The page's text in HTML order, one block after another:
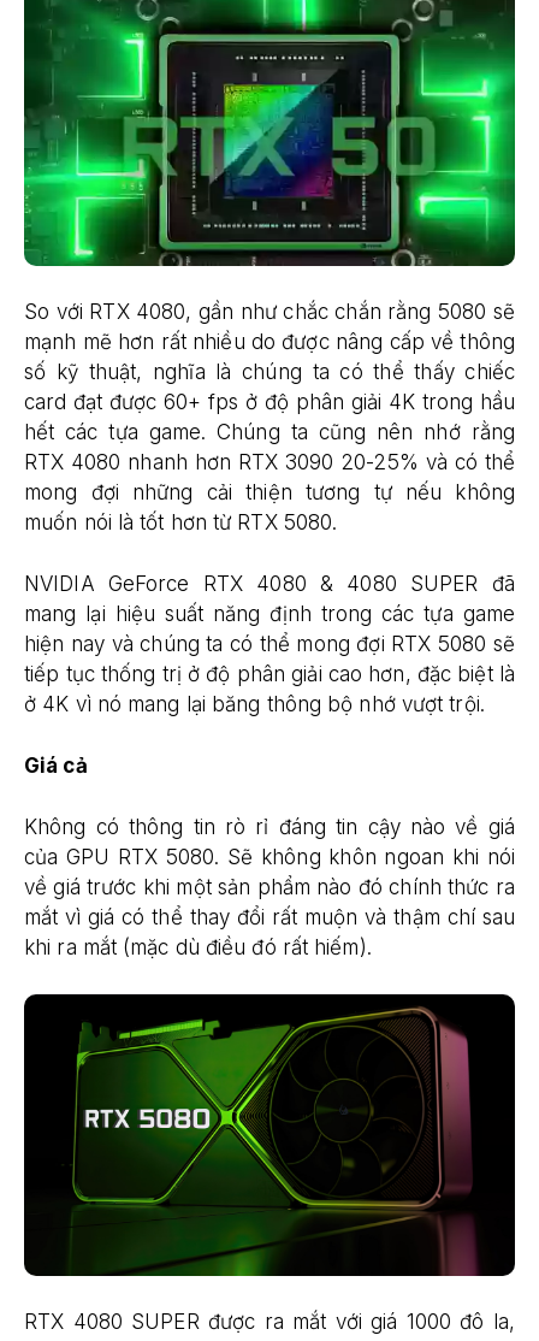
So với RTX 4080, gần như chắc chắn rằng 5080 sẽ
mạnh mẽ hơn rất nhiều do được nâng cấp về thông
số kỹ thuật, nghĩa là chúng ta có thể thấy chiếc
card đạt được 60+ fps ở độ phân giải 4K trong hầu
hết các tựa game. Chúng ta cũng nên nhớ rằng
RTX 4080 nhanh hơn RTX 3090 20-25% và có thể
mong đợi những cải thiện tương tự nếu không
muốn nói là tốt hơn từ RTX 5080.
NVIDIA GeForce RTX 4080 & 4080 SUPER đã
mang lại hiệu suất năng định trong các tựa game
hiện nay và chúng ta có thể mong đợi RTX 5080 sẽ
tiếp tục thống trị ở độ phân giải cao hơn, đặc biệt là
ở 4K vì nó mang lại băng thông bộ nhớ vượt trội.
Giá cả
Không có thông tin rò rỉ đáng tin cậy nào về giá
của GPU RTX 5080. Sẽ không khôn ngoan khi nói
về giá trước khi một sản phẩm nào đó chính thức ra
mắt vì giá có thể thay đổi rất muộn và thậm chí sau
khi ra mắt (mặc dù điều đó rất hiếm).
RTX 4080 SUPER được ra mắt với giá 1000 đô la,